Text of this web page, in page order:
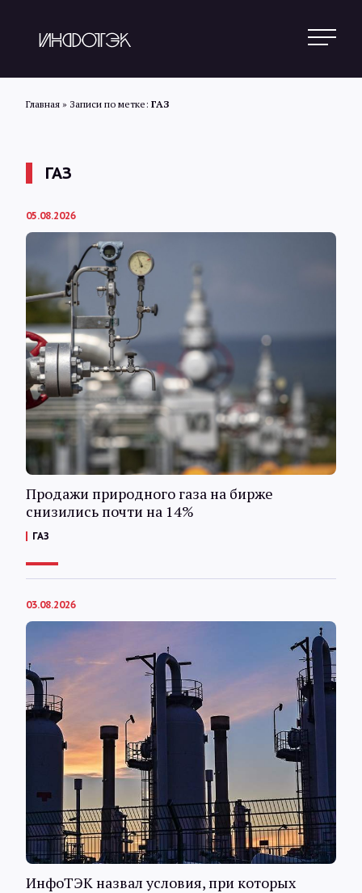
Статьи
Обзоры
Интервью
Карты
О нас
Главная » Записи по метке: ГАЗ
ГАЗ
05.08.2026
Продажи природного газа на бирже
снизились почти на 14%
ГАЗ
03.08.2026
ИнфоТЭК назвал условия, при которых